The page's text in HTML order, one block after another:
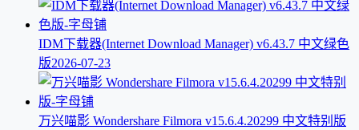
IDM下载器(Internet Download Manager) v6.43.7 中文绿色
版2026-07-23
万兴喵影 Wondershare Filmora v15.6.4.20299 中文特别版